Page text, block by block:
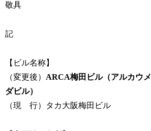
敬具
記
【ビル名称】
（変更後） ARCA梅田ビル（アルカウメ
ダビル）
（現 行）タカ大阪梅田ビル